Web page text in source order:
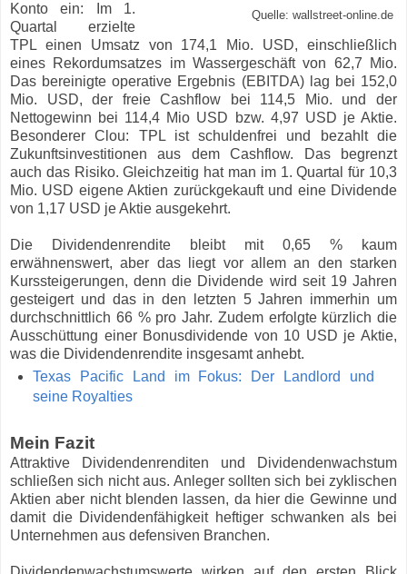
Quelle: wallstreet-online.de
Konto ein: Im 1.
Quartal erzielte
TPL einen Umsatz von 174,1 Mio. USD, einschließlich
eines Rekordumsatzes im Wassergeschäft von 62,7 Mio.
Das bereinigte operative Ergebnis (EBITDA) lag bei 152,0
Mio. USD, der freie Cashflow bei 114,5 Mio. und der
Nettogewinn bei 114,4 Mio USD bzw. 4,97 USD je Aktie.
Besonderer Clou: TPL ist schuldenfrei und bezahlt die
Zukunftsinvestitionen aus dem Cashflow. Das begrenzt
auch das Risiko. Gleichzeitig hat man im 1. Quartal für 10,3
Mio. USD eigene Aktien zurückgekauft und eine Dividende
von 1,17 USD je Aktie ausgekehrt.
Die Dividendenrendite bleibt mit 0,65 % kaum
erwähnenswert, aber das liegt vor allem an den starken
Kurssteigerungen, denn die Dividende wird seit 19 Jahren
gesteigert und das in den letzten 5 Jahren immerhin um
durchschnittlich 66 % pro Jahr. Zudem erfolgte kürzlich die
Ausschüttung einer Bonusdividende von 10 USD je Aktie,
was die Dividendenrendite insgesamt anhebt.
Texas Pacific Land im Fokus: Der Landlord und
seine Royalties
Mein Fazit
Attraktive Dividendenrenditen und Dividendenwachstum
schließen sich nicht aus. Anleger sollten sich bei zyklischen
Aktien aber nicht blenden lassen, da hier die Gewinne und
damit die Dividendenfähigkeit heftiger schwanken als bei
Unternehmen aus defensiven Branchen.